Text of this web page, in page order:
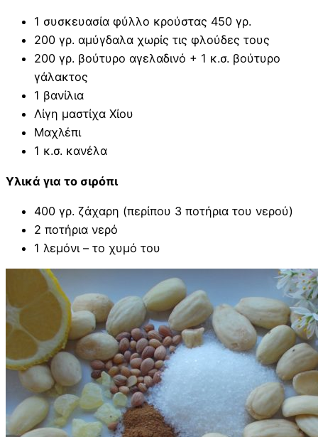
1 συσκευασία φύλλο κρούστας 450 γρ.
200 γρ. αμύγδαλα χωρίς τις φλούδες τους
200 γρ. βούτυρο αγελαδινό + 1 κ.σ. βούτυρο
γάλακτος
1 βανίλια
Λίγη μαστίχα Χίου
Μαχλέπι
1 κ.σ. κανέλα
Υλικά για το σιρόπι
400 γρ. ζάχαρη (περίπου 3 ποτήρια του νερού)
2 ποτήρια νερό
1 λεμόνι – το χυμό του